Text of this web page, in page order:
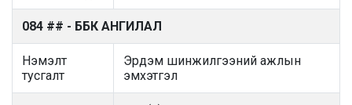
084 ## - ББК АНГИЛАЛ
Нэмэлт
тусгалт
Эрдэм шинжилгээний ажлын
эмхэтгэл